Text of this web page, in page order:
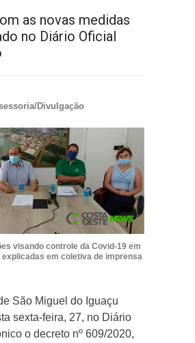
as novas medidas
no Diário Oficial
Divulgação
visando controle da Covid-19 em
explicadas em coletiva de imprensa
São Miguel do Iguaçu
sexta-feira, 27, no Diário
o decreto nº 609/2020,